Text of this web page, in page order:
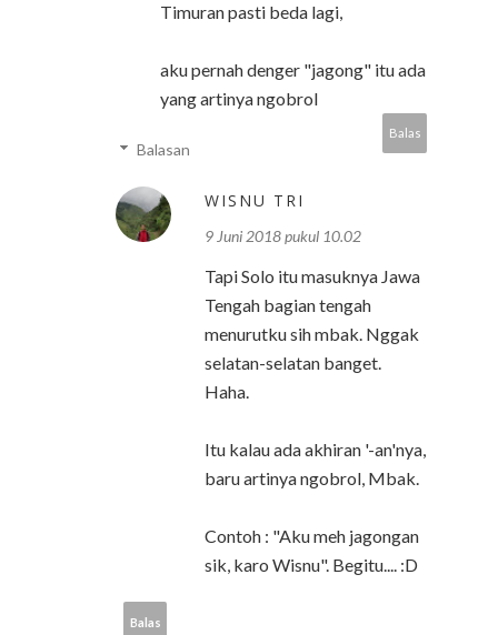
Timuran pasti beda lagi,
aku pernah denger "jagong" itu ada
yang artinya ngobrol
Balas
Balasan
WISNU TRI
9 Juni 2018 pukul 10.02
Tapi Solo itu masuknya Jawa
Tengah bagian tengah
menurutku sih mbak. Nggak
selatan-selatan banget.
Haha.
Itu kalau ada akhiran '-an'nya,
baru artinya ngobrol, Mbak.
Contoh : "Aku meh jagongan
sik, karo Wisnu". Begitu.... :D
Balas